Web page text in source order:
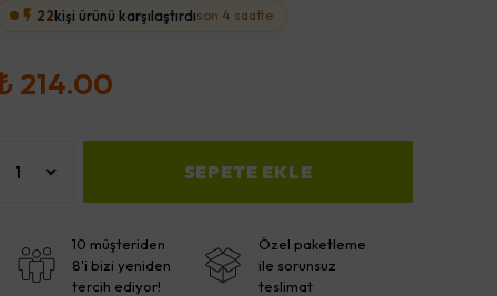
22kişi ürünü karşılaştırdıson 4 saatte
214.00
SEPETE EKLE
10 müşteriden
8'i bizi yeniden
tercih ediyor!
Özel paketleme
ile sorunsuz
teslimat